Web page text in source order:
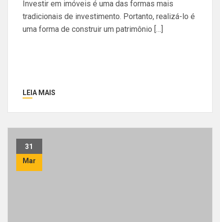
Investir em imóveis é uma das formas mais
tradicionais de investimento. Portanto, realizá-lo é
uma forma de construir um patrimônio […]
LEIA MAIS
31
Mar